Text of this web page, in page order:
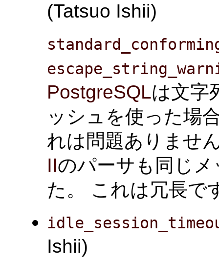
(Tatsuo Ishii)
PostgreSQLは文字
ッシュを使った場
れは問題ありませ
IIのパーサも同じ
た。 これは冗長で
Ishii)